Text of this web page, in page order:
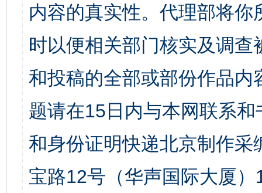
内容的真实性。代理部将
时以便相关部门核实及调
和投稿的全部或部份作品
题请在15日内与本网联系
和身份证明快递北京制作
宝路12号（华声国际大厦